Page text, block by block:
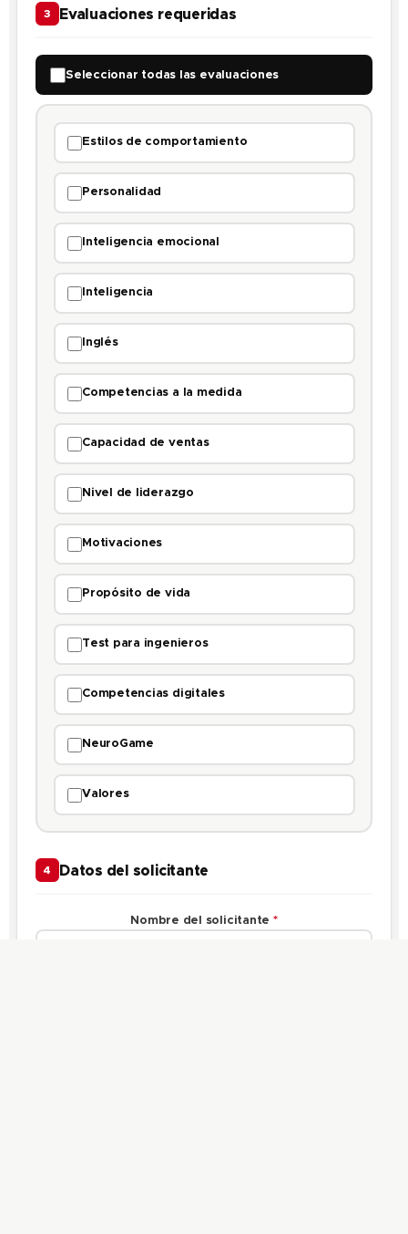
3 Evaluaciones requeridas
Seleccionar todas las evaluaciones
Estilos de comportamiento
Personalidad
Inteligencia emocional
Inteligencia
Inglés
Competencias a la medida
Capacidad de ventas
Nivel de liderazgo
Motivaciones
Propósito de vida
Test para ingenieros
Competencias digitales
NeuroGame
Valores
4 Datos del solicitante
Nombre del solicitante *